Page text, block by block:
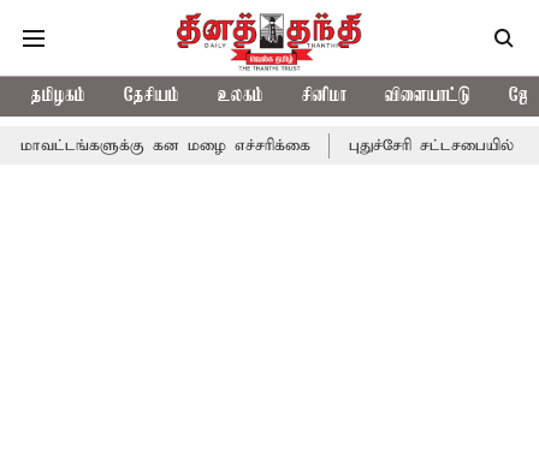
தமிழகம் தேசியம் உலகம் சினிமா விளையாட்டு
கன மழை எச்சரிக்கை புதுச்சேரி சட்டசபையில் வரும் 24ம்